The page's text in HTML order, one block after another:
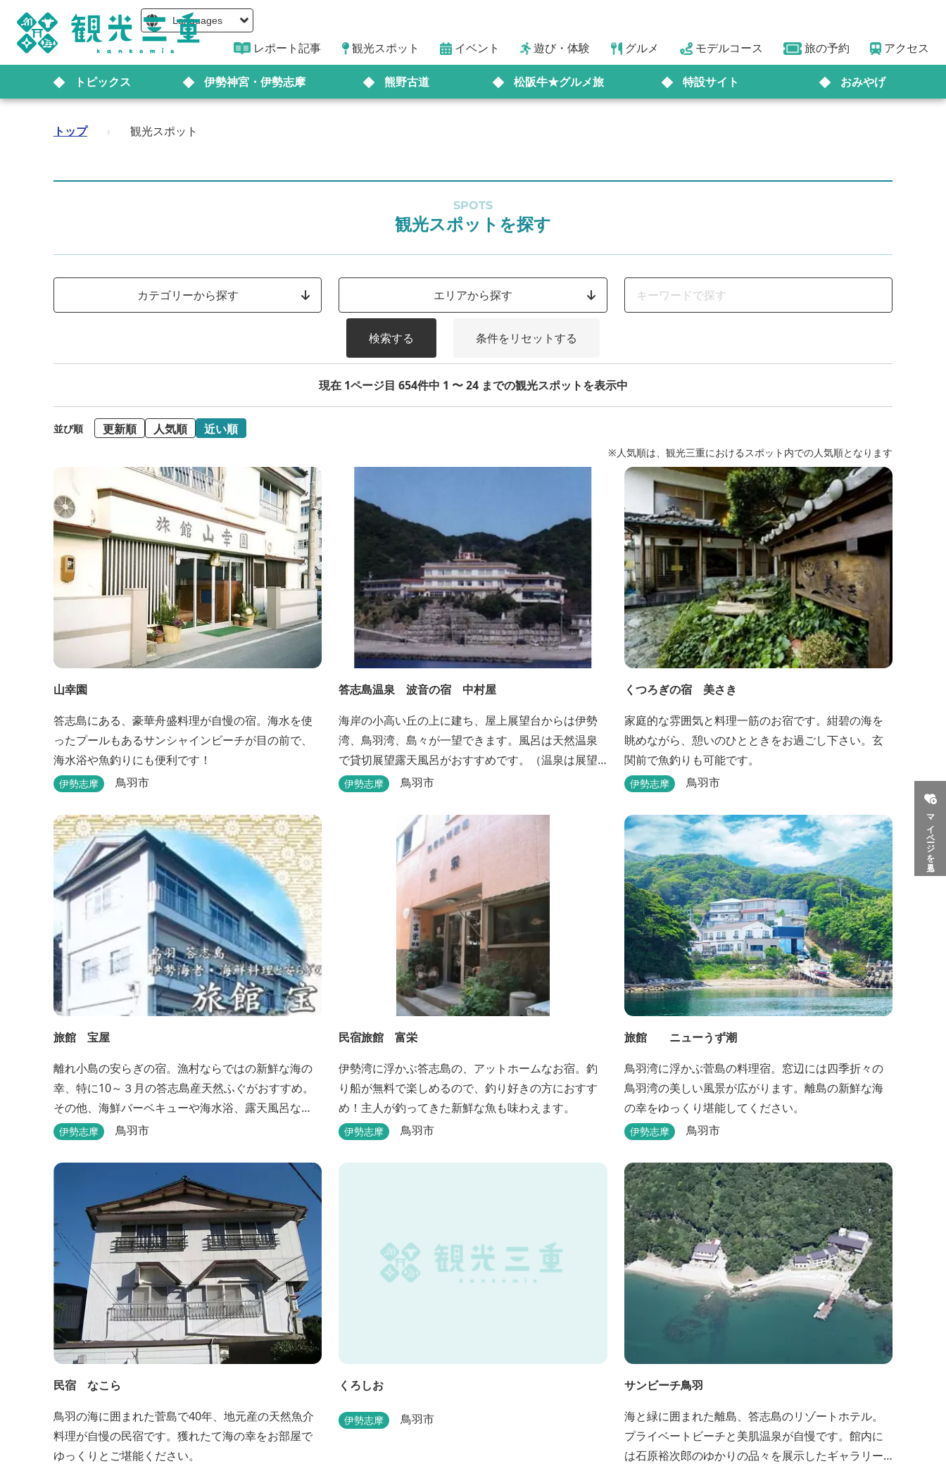
Languages
レポート記事 観光スポット イベント 遊び・体験 グルメ モデルコース 旅の予約 アクセス
トピックス 伊勢神宮・伊勢志摩 熊野古道 松阪牛★グルメ旅 特設サイト おみやげ
マイページを見る
トップ › 観光スポット
SPOTS
観光スポットを探す
カテゴリーから探す エリアから探す
検索する 条件をリセットする
現在 1ページ目 654件中 1 〜 24 までの観光スポットを表示中
並び順 更新順 人気順 近い順
※人気順は、観光三重におけるスポット内での人気順となります
山幸園
答志島にある、豪華舟盛料理が自慢の宿。海水を使
ったプールもあるサンシャインビーチが目の前で、
海水浴や魚釣りにも便利です！
伊勢志摩 鳥羽市
答志島温泉 波音の宿 中村屋
海岸の小高い丘の上に建ち、屋上展望台からは伊勢
湾、鳥羽湾、島々が一望できます。風呂は天然温泉
で貸切展望露天風呂がおすすめです。（温泉は展望
大浴場のみとなります。）
伊勢志摩 鳥羽市
くつろぎの宿 美さき
家庭的な雰囲気と料理一筋のお宿です。紺碧の海を
眺めながら、憩いのひとときをお過ごし下さい。玄
関前で魚釣りも可能です。
伊勢志摩 鳥羽市
旅館 宝屋
離れ小島の安らぎの宿。漁村ならではの新鮮な海の
幸、特に10～３月の答志島産天然ふぐがおすすめ。
その他、海鮮バーベキューや海水浴、露天風呂な
ど。
伊勢志摩 鳥羽市
民宿旅館 富栄
伊勢湾に浮かぶ答志島の、アットホームなお宿。釣
り船が無料で楽しめるので、釣り好きの方におすす
め！主人が釣ってきた新鮮な魚も味わえます。
伊勢志摩 鳥羽市
旅館 ニューうず潮
鳥羽湾に浮かぶ菅島の料理宿。窓辺には四季折々の
鳥羽湾の美しい風景が広がります。離島の新鮮な海
の幸をゆっくり堪能してください。
伊勢志摩 鳥羽市
民宿 なこら
鳥羽の海に囲まれた菅島で40年、地元産の天然魚介
料理が自慢の民宿です。獲れたて海の幸をお部屋で
ゆっくりとご堪能ください。
くろしお
伊勢志摩 鳥羽市
サンビーチ鳥羽
海と緑に囲まれた離島、答志島のリゾートホテル。
プライベートビーチと美肌温泉が自慢です。館内に
は石原裕次郎のゆかりの品々を展示したギャラリー